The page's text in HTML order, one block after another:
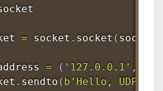
= socket . socket ( socket
= ( '127.0.0.1' ,
. sendto ( b'Hello, UDP